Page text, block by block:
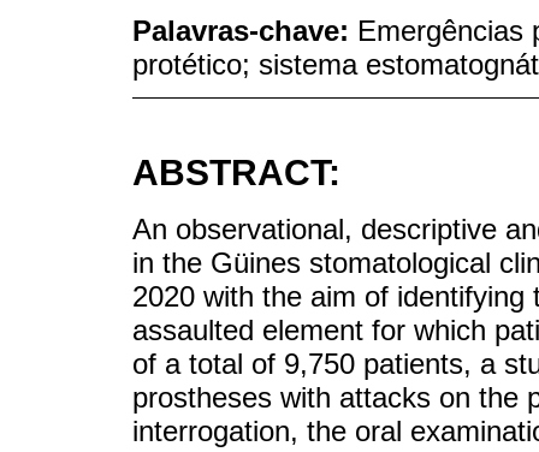
Palavras-chave: Emergências
protético; sistema
ABSTRACT:
An observational, descriptive
in the Güines stomatological
2020 with the aim of
assaulted element for which
of a total of 9,750 patients, a
prostheses with attacks on the
interrogation, the oral